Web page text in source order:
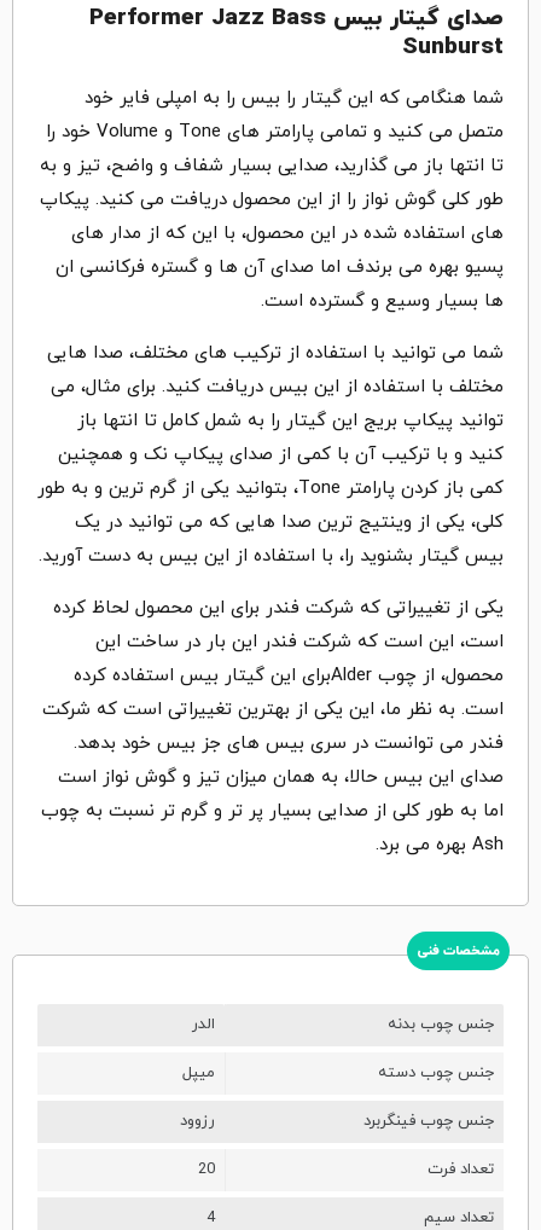
صدای گیتار بیس Performer Jazz Bass
Sunburst
شما هنگامی که این گیتار را بیس را به امپلی فایر خود
متصل می کنید و تمامی پارامتر های Tone و Volume خود را
تا انتها باز می گذارید، صدایی بسیار شفاف و واضح، تیز و به
طور کلی گوش نواز را از این محصول دریافت می کنید. پیکاپ
های استفاده شده در این محصول، با این که از مدار های
پسیو بهره می برندف اما صدای آن ها و گستره فرکانسی ان
ها بسیار وسیع و گسترده است.
شما می توانید با استفاده از ترکیب های مختلف، صدا هایی
مختلف با استفاده از این بیس دریافت کنید. برای مثال، می
توانید پیکاپ بریج این گیتار را به شمل کامل تا انتها باز
کنید و با ترکیب آن با کمی از صدای پیکاپ نک و همچنین
کمی باز کردن پارامتر Tone، بتوانید یکی از گرم ترین و به طور
کلی، یکی از وینتیج ترین صدا هایی که می توانید در یک
بیس گیتار بشنوید را، با استفاده از این بیس به دست آورید.
یکی از تغییراتی که شرکت فندر برای این محصول لحاظ کرده
است، این است که شرکت فندر این بار در ساخت این
محصول، از چوب Alderبرای این گیتار بیس استفاده کرده
است. به نظر ما، این یکی از بهترین تغییراتی است که شرکت
فندر می توانست در سری بیس های جز بیس خود بدهد.
صدای این بیس حالا، به همان میزان تیز و گوش نواز است
اما به طور کلی از صدایی بسیار پر تر و گرم تر نسبت به چوب
Ash بهره می برد.
مشخصات فنی
جنس چوب بدنه الدر
جنس چوب دسته میپل
جنس چوب فینگربرد رزوود
تعداد فرت 20
تعداد سیم 4